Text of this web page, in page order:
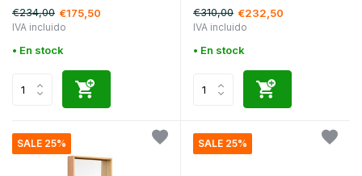
€234,00 €175,50
IVA incluido
• En stock
€310,00 €232,50
IVA incluido
• En stock
SALE 25% SALE 25%